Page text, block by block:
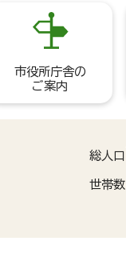
市役所庁舎の
ご案内
総人口
世帯数